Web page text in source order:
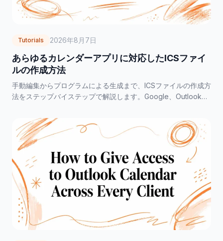
Tutorials 2026年8月7日
あらゆるカレンダーアプリに対応したICSファイ
ルの作成方法
手動編集からプログラムによる生成まで、ICSファイルの作成方
法をステップバイステップで解説します。Google、Outlook、